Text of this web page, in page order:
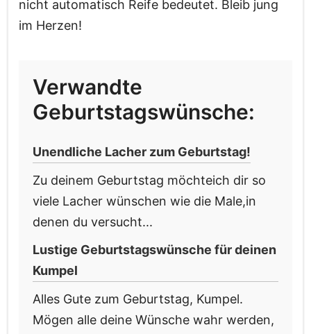
nicht automatisch Reife bedeutet. Bleib jung
im Herzen!
Verwandte
Geburtstagswünsche:
Unendliche Lacher zum Geburtstag!
Zu deinem Geburtstag möchteich dir so
viele Lacher wünschen wie die Male,in
denen du versucht...
Lustige Geburtstagswünsche für deinen
Kumpel
Alles Gute zum Geburtstag, Kumpel.
Mögen alle deine Wünsche wahr werden,